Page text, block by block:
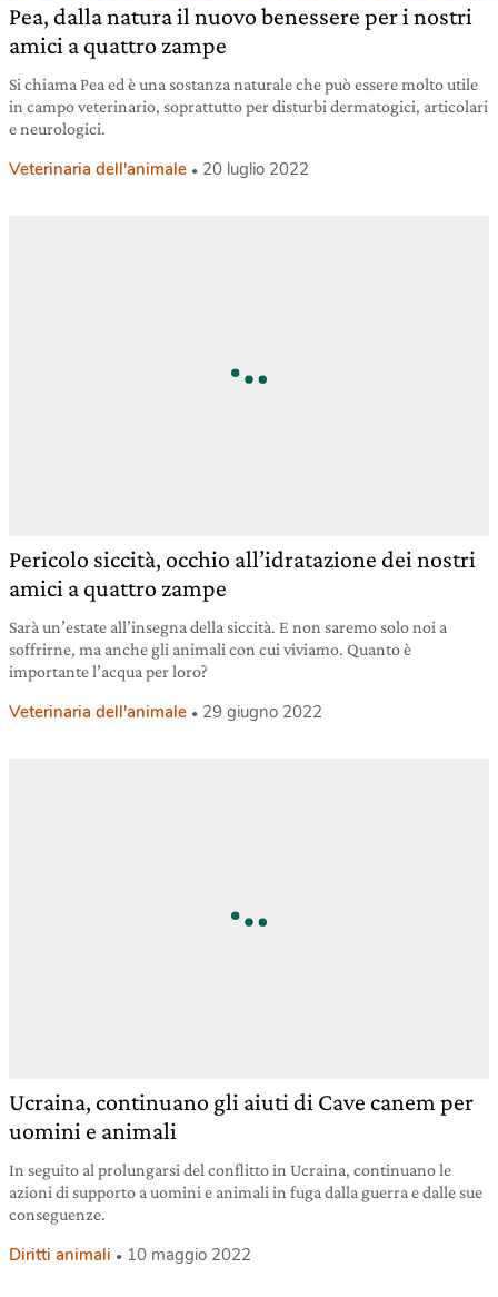
Pea, dalla natura il nuovo benessere per i nostri
amici a quattro zampe
Si chiama Pea ed è una sostanza naturale che può essere molto utile
in campo veterinario, soprattutto per disturbi dermatogici, articolari
e neurologici.
Veterinaria dell'animale 20 luglio 2022
Pericolo siccità, occhio all’idratazione dei nostri
amici a quattro zampe
Sarà un’estate all’insegna della siccità. E non saremo solo noi a
soffrirne, ma anche gli animali con cui viviamo. Quanto è
importante l’acqua per loro?
Veterinaria dell'animale 29 giugno 2022
Ucraina, continuano gli aiuti di Cave canem per
uomini e animali
In seguito al prolungarsi del conflitto in Ucraina, continuano le
azioni di supporto a uomini e animali in fuga dalla guerra e dalle sue
conseguenze.
Diritti animali 10 maggio 2022